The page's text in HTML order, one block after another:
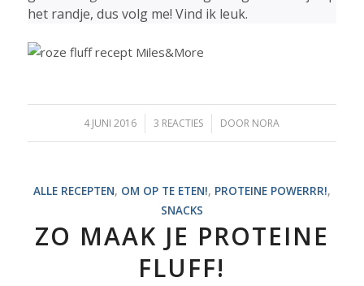
het randje, dus volg me! Vind ik leuk.
4 JUNI 2016
/ 3 REACTIES
/ DOOR NORA
ALLE RECEPTEN, OM OP TE ETEN!, PROTEINE POWERRR!,
SNACKS
ZO MAAK JE PROTEINE
FLUFF!